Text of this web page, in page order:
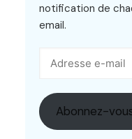
notification de
email.
Abonnez-